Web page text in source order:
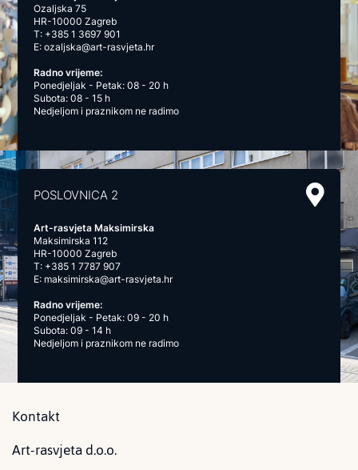
Ozaljska 75
HR-10000 Zagreb
T: +385 1 3697 901
E:ozaljska@art-rasvjeta.hr
Radno vrijeme:
Ponedjeljak - Petak: 08 - 20 h
Subota: 08 - 15 h
Nedjeljom i praznikom ne radimo
POSLOVNICA 2
Art-rasvjeta Maksimirska
Maksimirska 112
HR-10000 Zagreb
T: +385 1 7787 907
E: maksimirska@art-rasvjeta.hr
Radno vrijeme:
Ponedjeljak - Petak: 09 - 20 h
Subota: 09 - 14 h
Nedjeljom i praznikom ne radimo
Kontakt
Art-rasvjeta d.o.o.